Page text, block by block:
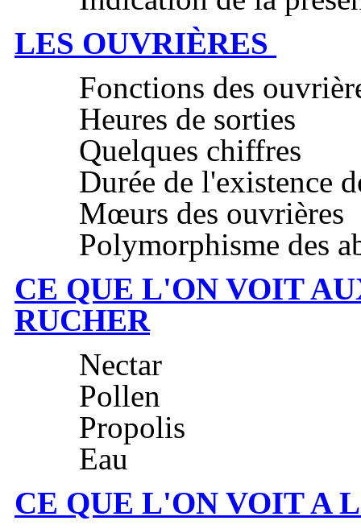
LES OUVRIÈRES
Fonctions des
Heures de sorties
Quelques chiffres
Durée de l'existence
Mœurs des ouvrières
Polymorphisme des
CE QUE L'ON VOIT
RUCHER
Nectar
Pollen
Propolis
Eau
CE QUE L'ON VOIT A